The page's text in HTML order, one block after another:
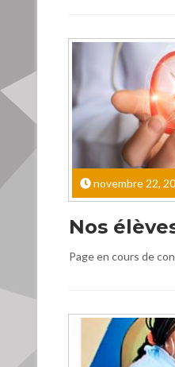
novembre 22,
Nos
Page en cours de